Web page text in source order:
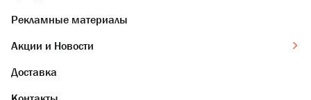
Рекламные материалы
Акции и Новости
Доставка